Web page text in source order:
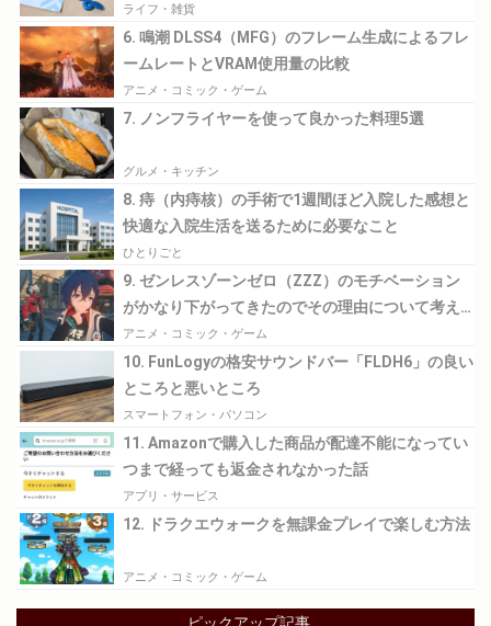
ライフ・雑貨
6. 鳴潮 DLSS4（MFG）のフレーム生成によるフレ
ームレートとVRAM使用量の比較
アニメ・コミック・ゲーム
7. ノンフライヤーを使って良かった料理5選
グルメ・キッチン
8. 痔（内痔核）の手術で1週間ほど入院した感想と
快適な入院生活を送るために必要なこと
ひとりごと
9. ゼンレスゾーンゼロ（ZZZ）のモチベーション
がかなり下がってきたのでその理由について考え
てみる
アニメ・コミック・ゲーム
10. FunLogyの格安サウンドバー「FLDH6」の良い
ところと悪いところ
スマートフォン・パソコン
11. Amazonで購入した商品が配達不能になってい
つまで経っても返金されなかった話
アプリ・サービス
12. ドラクエウォークを無課金プレイで楽しむ方法
アニメ・コミック・ゲーム